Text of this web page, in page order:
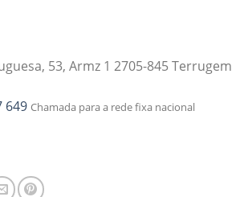
53, Armz 1 2705-845 Terrugem
649 Chamada para a rede fixa nacional